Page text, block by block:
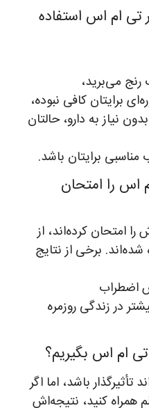
تی ام اس استفاده
می‌برید،
برایتان کافی نبوده،
نیاز به دارو، حالتان
مناسبی برایتان باشد.
اس را امتحان
امتحان کرده‌اند، از
برخی از نتایج
اضطراب
در زندگی روزمره
ام اس بگیریم؟
باشد، اما اگر
همراه کنید، نتیجه‌اش